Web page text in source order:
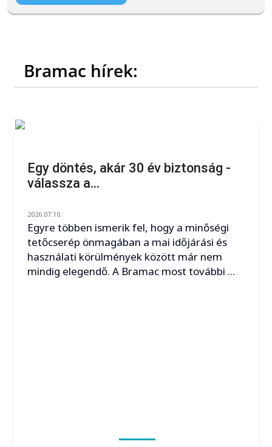
Bramac hírek:
Egy döntés, akár 30 év biztonság -
válassza a...
2026.07.10.
Egyre többen ismerik fel, hogy a minőségi
tetőcserép önmagában a mai időjárási és
használati körülmények között már nem
mindig elegendő. A Bramac most további ...